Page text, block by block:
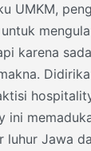
UMKM,
karena
ini
luhur Jawa